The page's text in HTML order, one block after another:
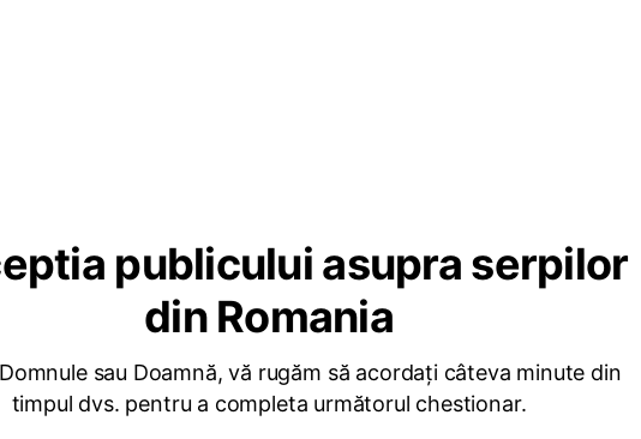
publicului asupra serpilor
din Romania
sau Doamnă, vă rugăm să acordați câteva minute din
timpul dvs. pentru a completa următorul chestionar.